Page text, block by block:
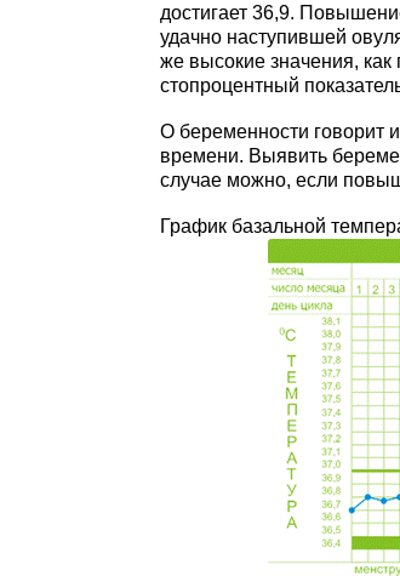
достигает 36,9.
удачно наступившей
же высокие значения,
стопроцентный
О беременности говорит
времени. Выявить
случае можно, если
График базальной